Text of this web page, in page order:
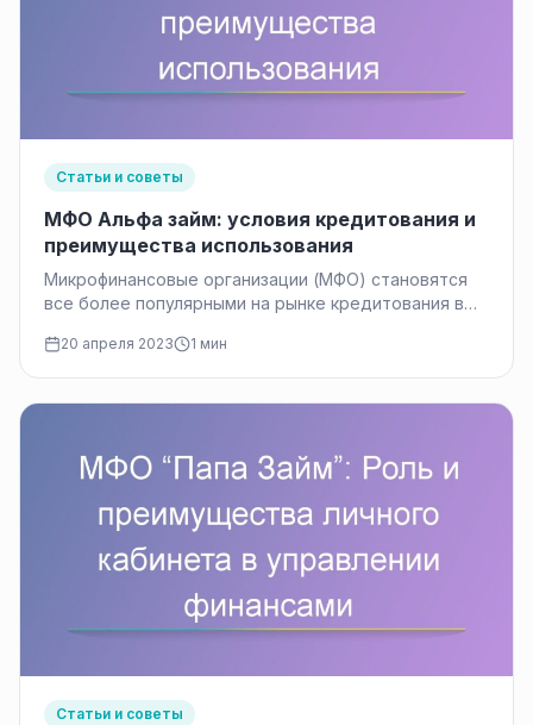
Статьи и советы
МФО Альфа займ: условия кредитования и
преимущества использования
Микрофинансовые организации (МФО) становятся
все более популярными на рынке кредитования в
получению займов.…
20 апреля 2023 1 мин
Статьи и советы